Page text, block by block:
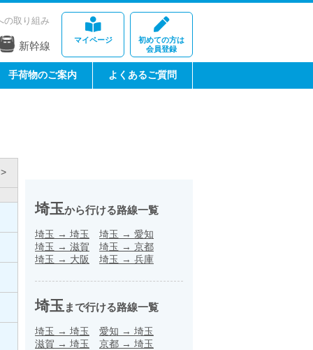
マイページ
初めての方は
会員登録
の取り組み
新幹線
手荷物のご案内 よくあるご質問
埼玉から行ける路線一覧
埼玉 → 埼玉 埼玉 → 愛知
埼玉 → 滋賀 埼玉 → 京都
埼玉 → 大阪 埼玉 → 兵庫
埼玉 まで行ける路線一覧
埼玉 → 埼玉 愛知 → 埼玉
滋賀 → 埼玉 京都 → 埼玉